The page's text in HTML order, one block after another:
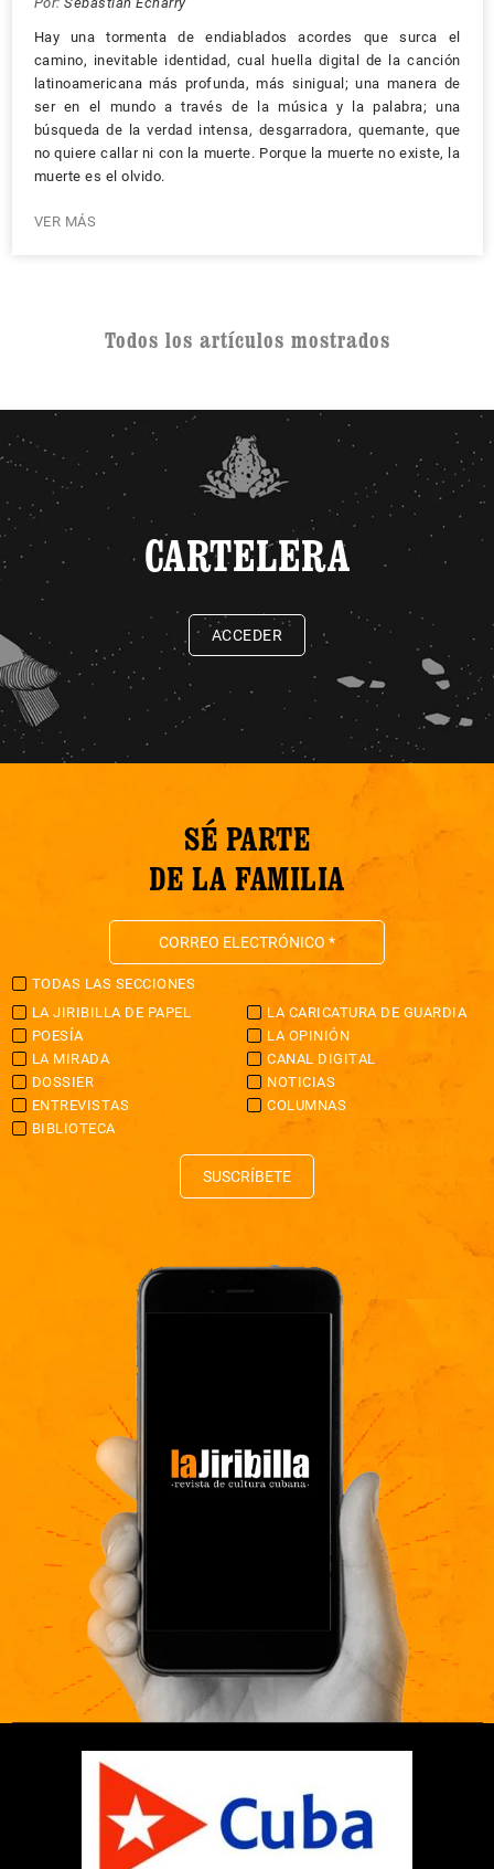
Hay una tormenta de endiablados acordes que surca el
camino, inevitable identidad, cual huella digital de la canción
latinoamericana más profunda, más sinigual; una manera de
ser en el mundo a través de la música y la palabra; una
búsqueda de la verdad intensa, desgarradora, quemante, que
no quiere callar ni con la muerte. Porque la muerte no existe, la
muerte es el olvido.
VER MÁS
Todos los artículos mostrados
CARTELERA
ACCEDER
SÉ PARTE
DE LA FAMILIA
TODAS LAS SECCIONES
LA JIRIBILLA DE PAPEL
LA CARICATURA DE GUARDIA
POESÍA
LA OPINIÓN
LA MIRADA
CANAL DIGITAL
DOSSIER
NOTICIAS
ENTREVISTAS
COLUMNAS
BIBLIOTECA
SUSCRÍBETE